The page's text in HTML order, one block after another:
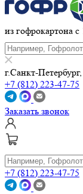
из гофрокартона с
г.Санкт-
+7 (812) 223-47-75
Заказать звонок
+7 (812) 223-47-75